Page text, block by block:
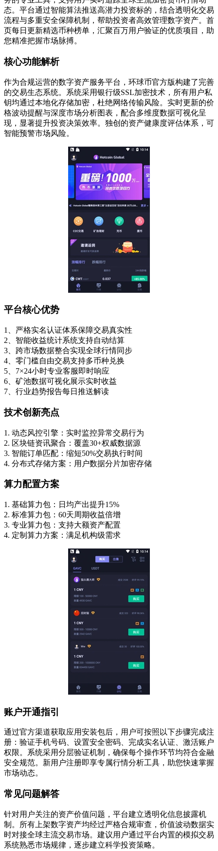
态。平台通过智能算法推送高潜力投资标的，结合透明化交易
流程与多重安全保障机制，帮助投资者高效管理数字资产。首
页每日更新精选币种榜单，汇聚百万用户验证的优质项目，助
您精准把握市场脉搏。
核心功能解析
作为合规运营的数字资产服务平台，环球币官方版构建了完善
的交易生态系统。系统采用银行级SSL加密技术，所有用户私
钥均通过本地化存储加密，杜绝网络传输风险。实时更新的价
格波动提醒与深度市场分析图表，配合多维度数据可视化呈
现，显著提升投资决策效率。独创的资产健康度评估体系，可
智能预警市场风险。
平台核心优势
1、严格实名认证体系保障交易真实性
2、智能收益统计系统支持自动结算
3、跨市场数据整合实现全球行情同步
4、零门槛自由交易支持多币种兑换
5、7×24小时专业客服即时响应
6、矿池数据可视化展示实时收益
7、行业趋势报告每日推送解读
技术创新亮点
1. 动态风控引擎：实时监控异常交易行为
2. 区块链资讯聚合：覆盖30+权威数据源
3. 智能订单匹配：缩短50%交易执行时间
4. 分布式存储方案：用户数据分片加密存储
算力配置方案
1. 基础算力包：日均产出提升15%
2. 标准算力包：60天周期收益倍增
3. 专业算力包：支持大额资产配置
4. 定制算力方案：满足机构级需求
账户开通指引
通过官方渠道获取应用安装包后，用户可按照以下步骤完成注
册：验证手机号码、设置安全密码、完成实名认证、激活账户
权限。系统采用分层验证机制，确保每个操作环节均符合金融
安全规范。新用户注册即享专属行情分析工具，助您快速掌握
市场动态。
常见问题解答
针对用户关注的资产价值问题，平台建立透明化信息披露机
制。所有上架数字资产均经过严格合规审查，价值波动数据实
时对接全球主流交易市场。建议用户通过平台内置的模拟交易
系统熟悉市场规律，逐步建立科学投资策略。